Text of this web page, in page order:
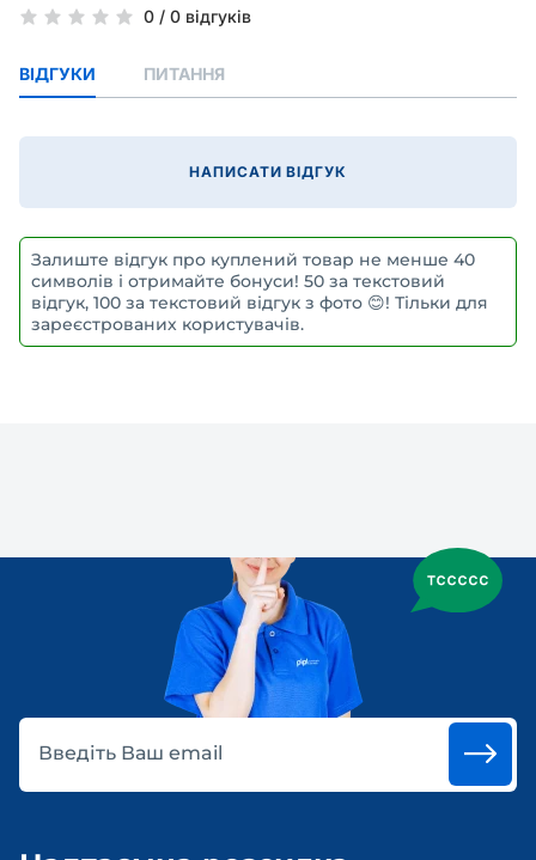
0 / 0 відгуків
ВІДГУКИ ПИТАННЯ
НАПИСАТИ ВІДГУК
Залиште відгук про куплений товар не менше 40
символів і отримайте бонуси! 50 за текстовий
відгук, 100 за текстовий відгук з фото 😊! Тільки для
зареєстрованих користувачів.
Введіть Ваш email